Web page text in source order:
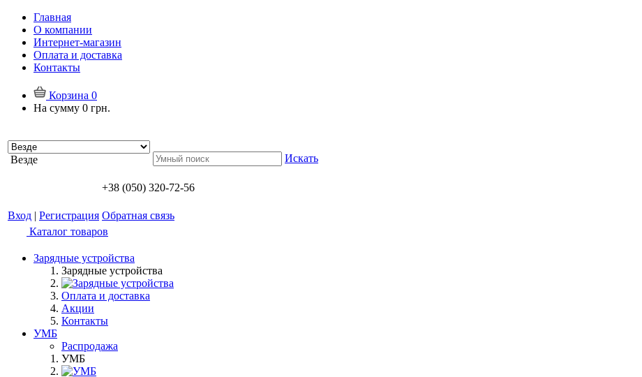
Главная
О компании
Интернет-магазин
Оплата и доставка
Контакты
Корзина 0
На сумму 0 грн.
Везде Искать
+38 (050) 320-72-56
Вход | Регистрация Обратная связь
Каталог товаров
Зарядные устройства
Зарядные устройства
Оплата и доставка
Акции
Контакты
УМБ
Распродажа
УМБ